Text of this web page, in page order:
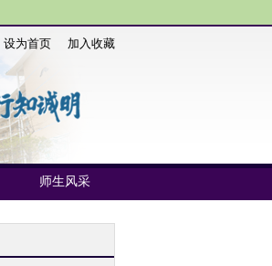
设为首页 加入收藏
师生风采